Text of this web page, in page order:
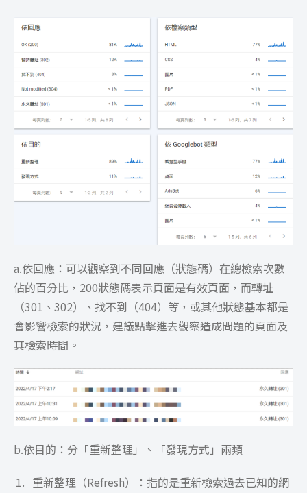
a.依回應：可以觀察到不同回應（狀態碼）在總檢索次數
佔的百分比，200狀態碼表示頁面是有效頁面，而轉址
（301、302）、找不到（404）等，或其他狀態基本都是
會影響檢索的狀況，建議點擊進去觀察造成問題的頁面及
其檢索時間。
b.依目的：分「重新整理」、「發現方式」兩類
重新整理（Refresh）：指的是重新檢索過去已知的網